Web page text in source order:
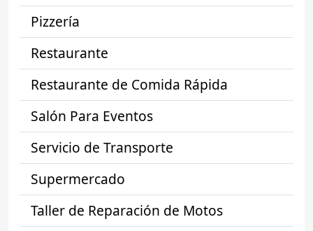
Pizzería
Restaurante
Restaurante de Comida Rápida
Salón Para Eventos
Servicio de Transporte
Supermercado
Taller de Reparación de Motos